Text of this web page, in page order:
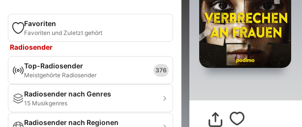
Favoriten
Favoriten und Zuletzt gehört
Radiosender
Top-Radiosender
Meistgehörte Radiosender
376
Radiosender nach Genres
15 Musikgenres
Radiosender nach Regionen